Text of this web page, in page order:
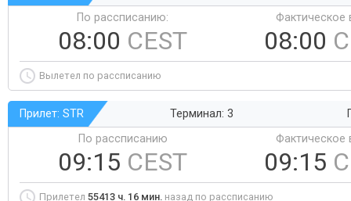
По рассписанию:
08:00 CEST
Фактическое
08:00
Вылетел по рассписанию
Прилет: STR Терминал: 3
По рассписанию
09:15 CEST
Фактическое
09:15
Прилетел 55413 ч. 16 мин. назад по рассписанию